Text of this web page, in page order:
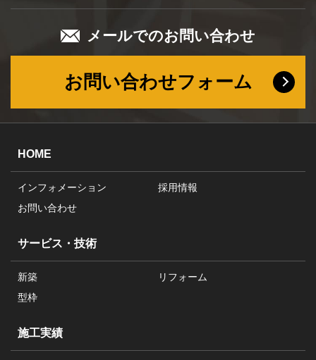
メールでのお問い合わせ
お問い合わせフォーム
HOME
インフォメーション
採用情報
お問い合わせ
サービス・技術
新築
リフォーム
型枠
施工実績